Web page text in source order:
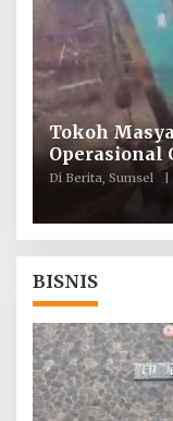
Tokoh
Operasional
Jembatan
Di Berita, Sumsel
BISNIS